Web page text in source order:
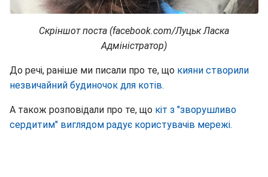
Скріншот поста (facebook.com/Луцьк Ласка
Адміністратор)
До речі, раніше ми писали про те, що кияни створили
незвичайний будиночок для котів.
А також розповідали про те, що кіт з "зворушливо
сердитим" виглядом радує користувачів мережі.